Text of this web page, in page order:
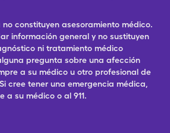
constituyen asesoramiento médico.
información general y no sustituyen
ni tratamiento médico
pregunta sobre una afección
a su médico u otro profesional de
cree tener una emergencia médica,
a su médico o al 911.